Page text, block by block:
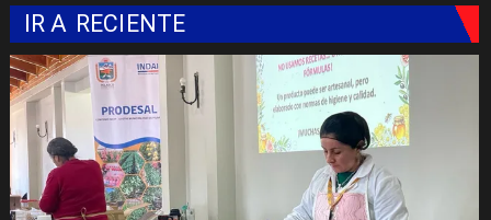
IR A RECIENTE